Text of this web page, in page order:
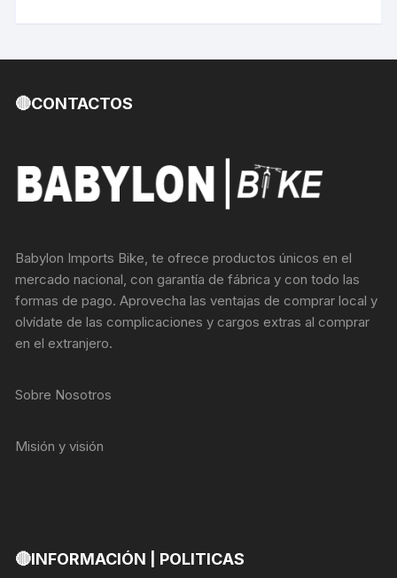
🔴CONTACTOS
Babylon Imports Bike, te ofrece productos únicos en el
mercado nacional, con garantía de fábrica y con todo las
formas de pago. Aprovecha las ventajas de comprar local y
olvídate de las complicaciones y cargos extras al comprar
en el extranjero.
Sobre Nosotros
Misión y visión
🔴INFORMACIÓN | POLITICAS